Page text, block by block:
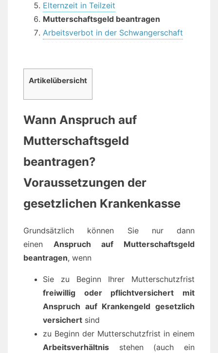
Elternzeit in Teilzeit
Mutterschaftsgeld beantragen
Arbeitsverbot in der Schwangerschaft
Artikelübersicht
Wann Anspruch auf
Mutterschaftsgeld
beantragen?
Voraussetzungen der
gesetzlichen Krankenkasse
Grundsätzlich können Sie nur dann
einen Anspruch auf Mutterschaftsgeld
beantragen, wenn
Sie zu Beginn Ihrer Mutterschutzfrist
freiwillig oder pflichtversichert mit
Anspruch auf Krankengeld gesetzlich
versichert sind
zu Beginn der Mutterschutzfrist in einem
Arbeitsverhältnis stehen (auch ein